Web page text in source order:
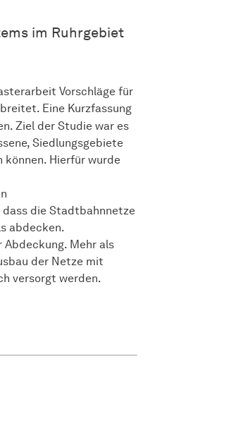
im Ruhrgebiet
Vorschläge für
Eine Kurzfassung
Ziel der Studie war es
Siedlungsgebiete
können. Hierfür wurde
die Stadtbahnnetze
abdecken.
Abdeckung. Mehr als
der Netze mit
versorgt werden.